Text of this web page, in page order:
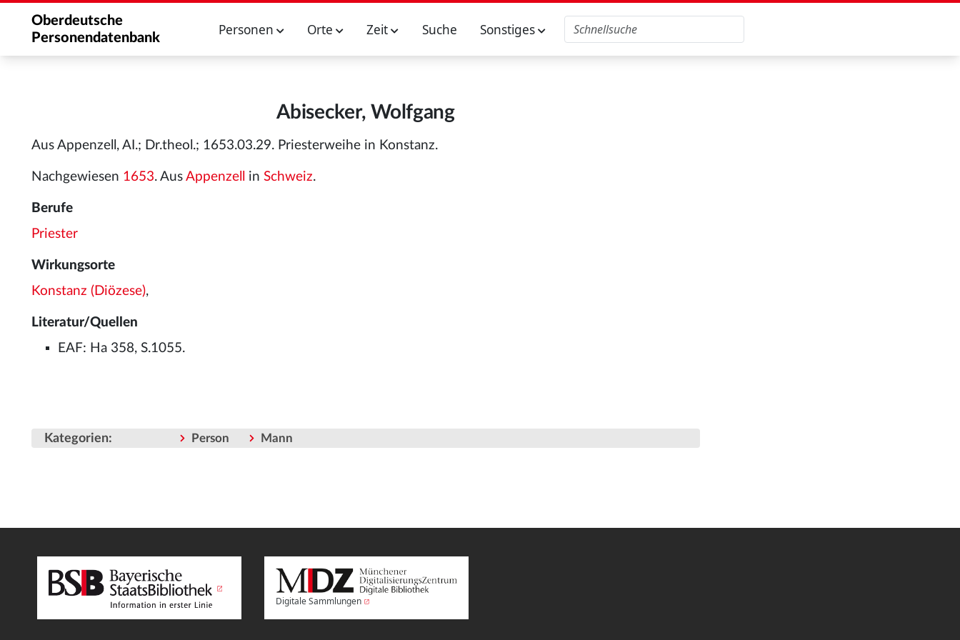
Oberdeutsche
Personendatenbank
Personen Orte Zeit Suche Sonstiges
Abisecker, Wolfgang
Aus Appenzell, AI.; Dr.theol.; 1653.03.29. Priesterweihe in Konstanz.
Nachgewiesen 1653. Aus Appenzell in Schweiz.
Berufe
Priester
Wirkungsorte
Konstanz (Diözese),
Literatur/Quellen
EAF: Ha 358, S.1055.
Kategorien: Person Mann
Digitale Sammlungen